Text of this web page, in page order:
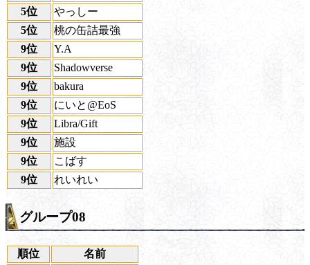
5位
やっしー
5位
桃の缶詰最強
9位
Y.A
9位
Shadowverse
9位
bakura
9位
にいと@EoS
9位
Libra/Gift
9位
施設
9位
こばす
9位
れいれい
グループ08
順位
名前